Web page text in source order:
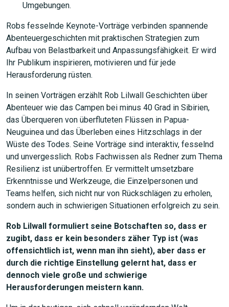
Umgebungen.
Robs fesselnde Keynote-Vorträge verbinden spannende
Abenteuergeschichten mit praktischen Strategien zum
Aufbau von Belastbarkeit und Anpassungsfähigkeit. Er wird
Ihr Publikum inspirieren, motivieren und für jede
Herausforderung rüsten.
In seinen Vorträgen erzählt Rob Lilwall Geschichten über
Abenteuer wie das Campen bei minus 40 Grad in Sibirien,
das Überqueren von überfluteten Flüssen in Papua-
Neuguinea und das Überleben eines Hitzschlags in der
Wüste des Todes. Seine Vorträge sind interaktiv, fesselnd
und unvergesslich. Robs Fachwissen als Redner zum Thema
Resilienz ist unübertroffen. Er vermittelt umsetzbare
Erkenntnisse und Werkzeuge, die Einzelpersonen und
Teams helfen, sich nicht nur von Rückschlägen zu erholen,
sondern auch in schwierigen Situationen erfolgreich zu sein.
Rob Lilwall formuliert seine Botschaften so, dass er
zugibt, dass er kein besonders zäher Typ ist (was
offensichtlich ist, wenn man ihn sieht), aber dass er
durch die richtige Einstellung gelernt hat, dass er
dennoch viele große und schwierige
Herausforderungen meistern kann.